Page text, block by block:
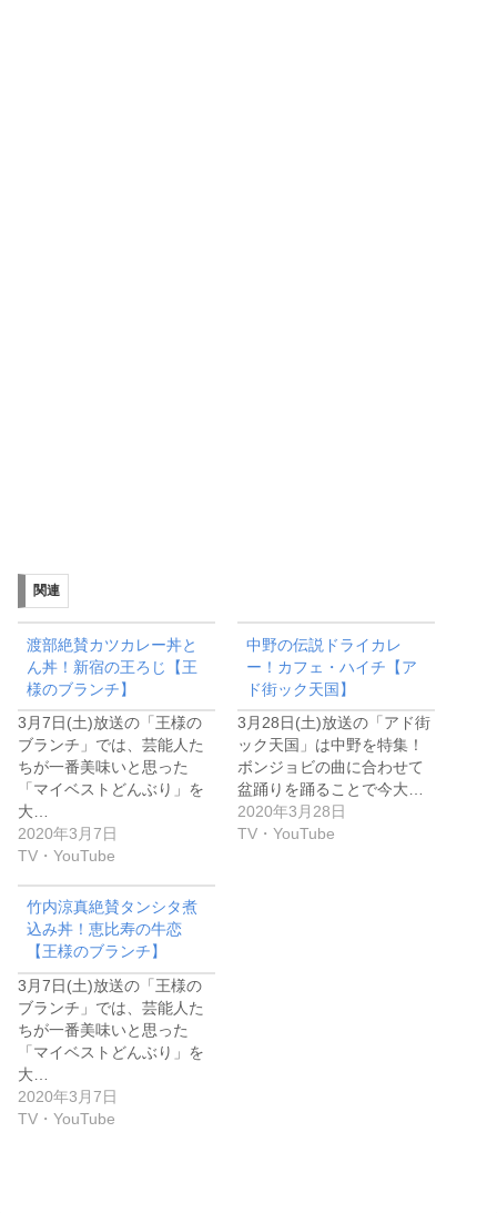
関連
渡部絶賛カツカレー丼と
ん丼！新宿の王ろじ【王
様のブランチ】
3月7日(土)放送の「王様の
ブランチ」では、芸能人た
ちが一番美味いと思った
「マイベストどんぶり」を
大…
2020年3月7日
TV・YouTube
中野の伝説ドライカレ
ー！カフェ・ハイチ【ア
ド街ック天国】
3月28日(土)放送の「アド街
ック天国」は中野を特集！
ボンジョビの曲に合わせて
盆踊りを踊ることで今大…
2020年3月28日
TV・YouTube
竹内涼真絶賛タンシタ煮
込み丼！恵比寿の牛恋
【王様のブランチ】
3月7日(土)放送の「王様の
ブランチ」では、芸能人た
ちが一番美味いと思った
「マイベストどんぶり」を
大…
2020年3月7日
TV・YouTube